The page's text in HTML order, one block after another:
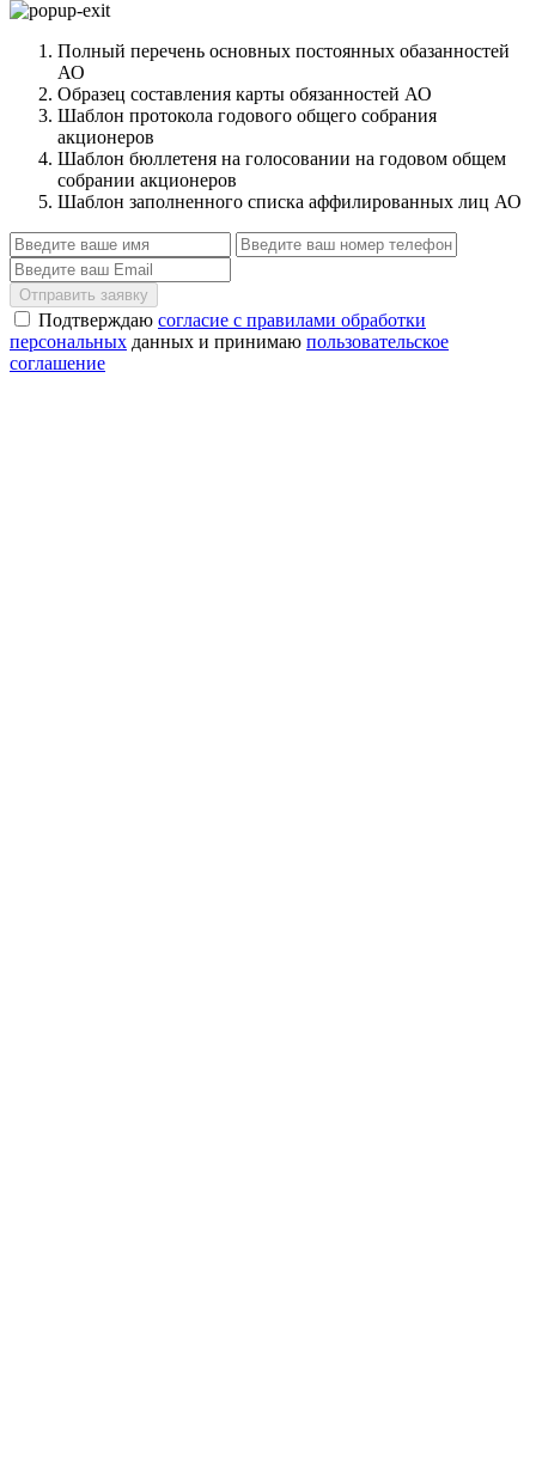
Полный перечень основных постоянных обазанностей
АО
Образец составления карты обязанностей АО
Шаблон протокола годового общего собрания
акционеров
Шаблон бюллетеня на голосовании на годовом общем
собрании акционеров
Шаблон заполненного списка аффилированных лиц АО
Отправить заявку
Подтверждаю согласие с правилами обработки
персональных данных и принимаю пользовательское
соглашение